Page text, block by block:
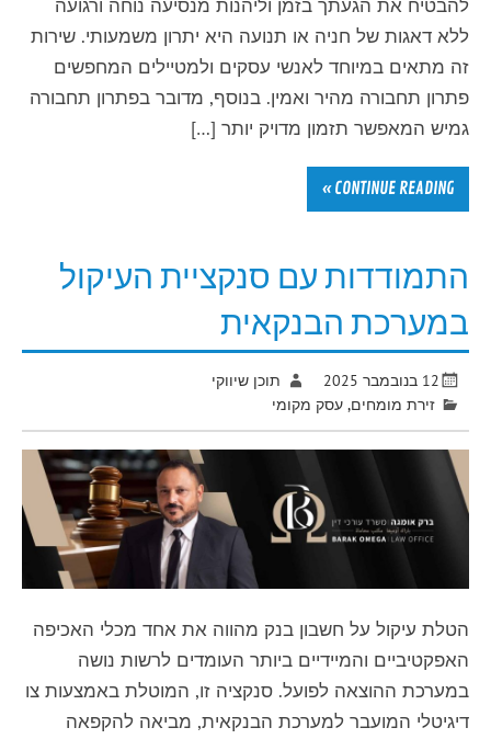
להבטיח את הגעתך בזמן וליהנות מנסיעה נוחה ורגועה
ללא דאגות של חניה או תנועה היא יתרון משמעותי. שירות
זה מתאים במיוחד לאנשי עסקים ולמטיילים המחפשים
פתרון תחבורה מהיר ואמין. בנוסף, מדובר בפתרון תחבורה
גמיש המאפשר תזמון מדויק יותר […]
CONTINUE READING »
התמודדות עם סנקציית העיקול
במערכת הבנקאית
12 בנובמבר 2025
תוכן שיווקי
זירת מומחים,עסק מקומי
הטלת עיקול על חשבון בנק מהווה את אחד מכלי האכיפה
האפקטיביים והמיידיים ביותר העומדים לרשות נושה
במערכת ההוצאה לפועל. סנקציה זו, המוטלת באמצעות צו
דיגיטלי המועבר למערכת הבנקאית, מביאה להקפאה